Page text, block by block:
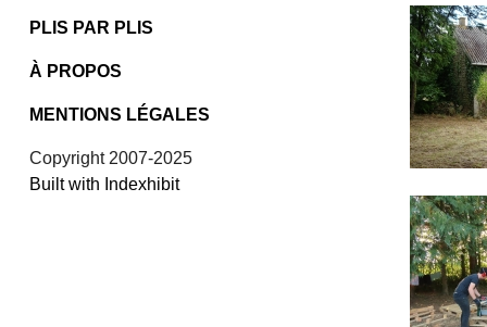
PLIS PAR PLIS
À PROPOS
MENTIONS LÉGALES
Copyright 2007-2025
Built with Indexhibit